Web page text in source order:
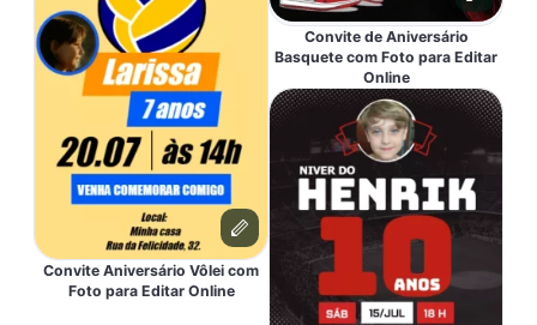
Convite Aniversário Vôlei com
Foto para Editar Online
Convite de Aniversário
Basquete com Foto para Editar
Online